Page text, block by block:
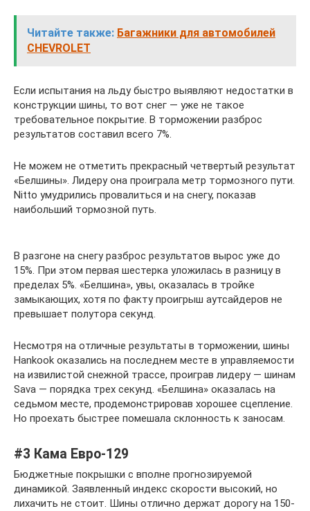
Читайте также: Багажники для автомобилей
CHEVROLET
Если испытания на льду быстро выявляют недостатки в
конструкции шины, то вот снег — уже не такое
требовательное покрытие. В торможении разброс
результатов составил всего 7%.
Не можем не отметить прекрасный четвертый результат
«Белшины». Лидеру она проиграла метр тормозного пути.
Nitto умудрились провалиться и на снегу, показав
наибольший тормозной путь.
В разгоне на снегу разброс результатов вырос уже до
15%. При этом первая шестерка уложилась в разницу в
пределах 5%. «Белшина», увы, оказалась в тройке
замыкающих, хотя по факту проигрыш аутсайдеров не
превышает полутора секунд.
Несмотря на отличные результаты в торможении, шины
Hankook оказались на последнем месте в управляемости
на извилистой снежной трассе, проиграв лидеру — шинам
Sava — порядка трех секунд. «Белшина» оказалась на
седьмом месте, продемонстрировав хорошее сцепление.
Но проехать быстрее помешала склонность к заносам.
#3 Кама Евро-129
Бюджетные покрышки с вполне прогнозируемой
динамикой. Заявленный индекс скорости высокий, но
лихачить не стоит. Шины отлично держат дорогу на 150-